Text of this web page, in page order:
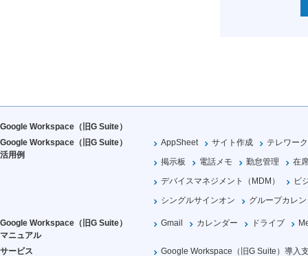
Google Workspace（旧G Suite）
Google Workspace（旧G Suite）
活用例
AppSheet サイト作成
テレワーク
掲示板
電話メモ 勤怠管理
在
デバイスマネジメント（MDM）
ビ
シングルサインオン
グループカレ
Google Workspace（旧G Suite）
マニュアル
Gmail カレンダー ドライブ
サービス Google Workspace（旧G Suite）導入